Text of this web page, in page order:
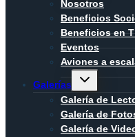
Nosotros
Beneficios
Beneficios en
Eventos
Aviones a
Galerías
Alternar
hijo
Galería de
Galería de
Galería de